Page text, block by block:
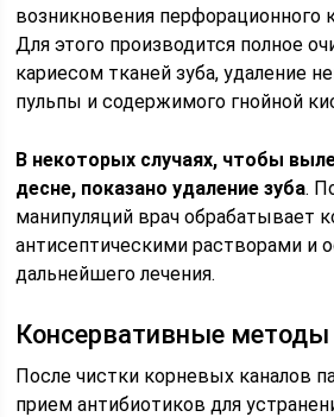
возникновения перфорационного
Для этого производится полное
кариесом тканей зуба, удаление
пульпы и содержимого гнойной
В некоторых случаях, чтобы
десне, показано удаление зуба.
манипуляций врач обрабатывает
антисептическими растворами и
дальнейшего лечения.
Консервативные методы
После чистки корневых каналов
прием антибиотиков для